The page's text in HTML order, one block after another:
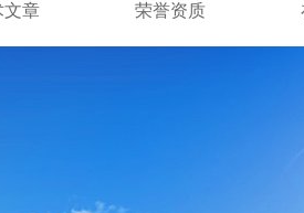
文章 荣誉资质